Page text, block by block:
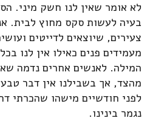
לא אומר שאין לנו חשק מיני.
בעיה לעשות סקס מחוץ לבית.
צעירים, שיוצאים לדייטים
מעמידים פנים כאילו אין לנו
המילה. לאנשים אחרים נדמה
מהצד, אך בשבילנו אין דבר
לפני חודשיים מישהו שהכרתי
נגמר בינינו.